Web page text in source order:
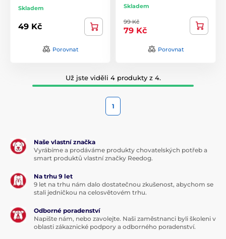
Skladem
49 Kč
Porovnat
Skladem
99 Kč
79 Kč
Porovnat
Už jste viděli 4 produkty z 4.
1
Naše vlastní značka
Vyrábíme a prodáváme produkty chovatelských potřeb a
smart produktů vlastní značky Reedog.
Na trhu 9 let
9 let na trhu nám dalo dostatečnou zkušenost, abychom se
stali jedničkou na celosvětovém trhu.
Odborné poradenství
Napište nám, nebo zavolejte. Naši zaměstnanci byli školeni v
oblasti zákaznické podpory a odborného poradenství.